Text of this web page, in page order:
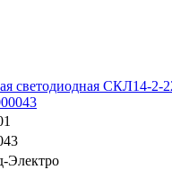
светодиодная СКЛ14-2-
Электро